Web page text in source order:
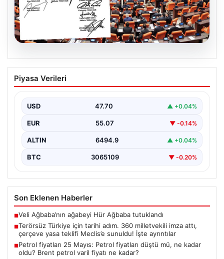
05.08.2026
Terörsüz Türkiye için tarihi adım. 360
milletvekili imza attı, çerçeve yasa
{"title":"Terörsüz Türkiye İçin Önemli Hukuki Adım: 360
Sunuldu","content":"Türkiye'de…
Piyasa Verileri
USD 47.70 ▲ +0.04%
EUR 55.07 ▼ -0.14%
ALTIN 6494.9 ▲ +0.04%
BTC 3065109 ▼ -0.20%
Son Eklenen Haberler
■Veli Ağbaba’nın ağabeyi Hür Ağbaba tutuklandı
■Terörsüz Türkiye için tarihi adım. 360 milletvekili imza attı,
çerçeve yasa teklifi Meclis’e sunuldu! İşte ayrıntılar
■Petrol fiyatları 25 Mayıs: Petrol fiyatları düştü mü, ne kadar
oldu? Brent petrol varil fiyatı ne kadar?